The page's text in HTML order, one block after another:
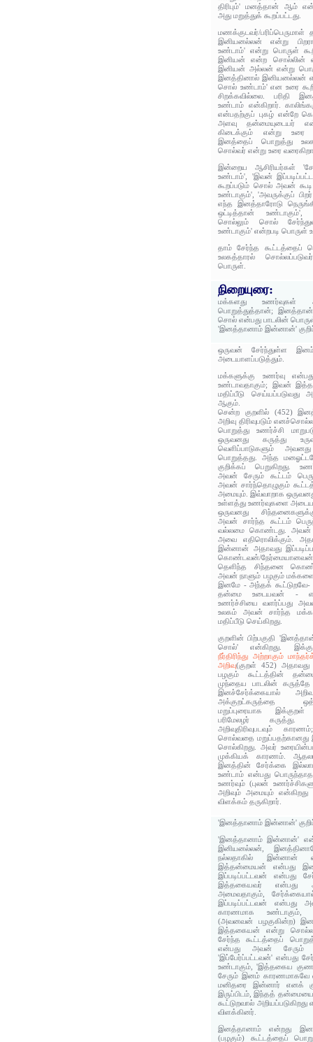
திரிபும்' மனத்தான் ஆம்
அது மறுத்துக் கூறப்பட்டது.
மணக்குடவர்/
இனியனல்லன் என்று
உண்டாம்' என்று பொருள்
இனியன் என்ற சொல்லின்
இனியன் அல்லன் என்று
இனத்தினால் இனியனல்லன்
சொல் உண்டாம்' என உரை
சிறக்கவில்லை. பரிதி
உண்டாம் என்கிறார்.
என்பதற்குப் புகழ் என்றே
அளவு தன்மையுடையர்
கிடைக்கும் என்று உரை
இனத்தைப் பொறுத்து
சொல்வர் என்று உரை
இன்றைய ஆசிரியர்கள்
உண்டாம்', 'இவன்
கூறப்படும் சொல் அவன்
உண்டாகும்', 'அவருக்குப்
எந்த இனத்தாரோடு
ஒட்டித்தான் உண்டாகும்',
சொல்லும் சொல்
உண்டாகும்' என்றபடி பொருள்
தாம் சேர்ந்த கூட்டத்தைப்
உலகத்தாரல்
பொருள்.
நிறையுரை:
மக்களது உணர்வுகள்
பொறுத்துத்தான்;
சொல் என்பது பாடலின்
'இனத்தானாம் இன்னான்'
ஒருவன் சேர்ந்துள்ள
அடையாளப்படுத்தும்.
மக்களுக்கு உணர்வு
உண்டாவதாகும்; இவன்
மதிப்பீடு
ஆகும்.
சென்ற குறளில் (452)
அறிவு திரிவுபடும்
பொறுத்து உணர்ச்சி
ஒருவனது கருத்து
வெளிப்பாடுகளும்
பொறுத்தது. அந்த
குறிக்கப் பெறுகிறது.
அவன் சேரும் கூட்டம்
அவன் சார்ந்தொழுகும்
அமையும். இவ்வாறாக
உள்ளத்து உணர்வுகளை
ஒருவனது
அவன் சார்ந்த கூட்டம்
வல்லமை கொண்டது. அவன்
அவை எதிரொலிக்கும்.
இன்னான் அதாவது
கொண்டவன்/நேர்மையானவன்,
தெளிந்த சிந்தனை
அவன் நாளும் பழகும்
இனமே - அந்தக்
தன்மை உடையவன் -
உணர்ச்சியை வளர்ப்பது
உலகம் அவன் சார்ந்த
மதிப்பீடு செய்கிறது.
குறளின் பிற்பகுதி
சொல்' என்கிறது.
நீர்திரிந்து அற்றாகும்
அறிவு(குறள் 452)
பழகும் கூட்டத்தின்
முந்தைய பாடலின் கருத்தே
இனச்சேர்க்கையால்
அக்குறட்கருத்தை
மறுப்புரையாக இக்குறள்
பரிமேலழர்
அறிவுதிரிவுபடவும்
சொல்வதை மறுப்பதற்கானது
சொல்கிறது. அவர்
முக்கியக் காரணம். ஆதலால்,
இனத்தின் சேர்க்கை
உண்டாம் என்பது
உணர்வும் (புலன்
அறிவும் அமையும்
விளக்கம் தருகிறார்.
'இனத்தானாம் இன்னான்'
'இனத்தானாம் இன்னான்'
இனியனல்லன்,
நல்லதாகில் இன்னான்
இத்தன்மையன் என்பது
இப்படிப்பட்டவன் என்பது
இத்தகையவர் என்பது
அமைவதாகும்,
இப்படிப்பட்டவன் என்பது
காரணமாக உண்டாகும்,
(அவனவன் பழகுகின்ற)
இத்தகையன் என்று
சேர்ந்த கூட்டத்தைப்
என்பது அவன் சேரும்
'இப்பேர்ப்பட்டவன்' என்பது
உண்டாகும், 'இத்தகைய
சேரும் இனம் காரணமாகவே
மனிதரை இன்னார் எனக்
இருப்பிடம், இந்தத்
கூட்டுறவால்
விளக்கினர்.
இனத்தானாம் என்றது
(பழகும்) கூட்டத்தைப்